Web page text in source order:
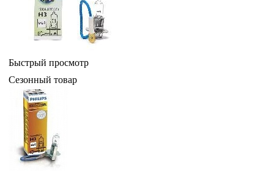
Быстрый просмотр
Сезонный товар